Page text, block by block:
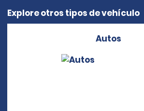
Explore otros tipos de vehículo
Autos